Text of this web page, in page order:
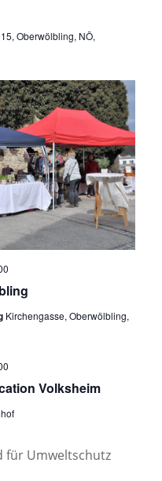
Oberwölbling, NÖ,
Kirchengasse, Oberwölbling,
Volksheim